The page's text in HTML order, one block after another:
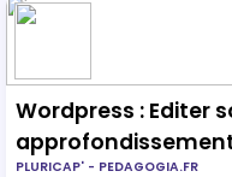
Wordpress : Editer
PLURICAP' - PEDAGOGIA.FR